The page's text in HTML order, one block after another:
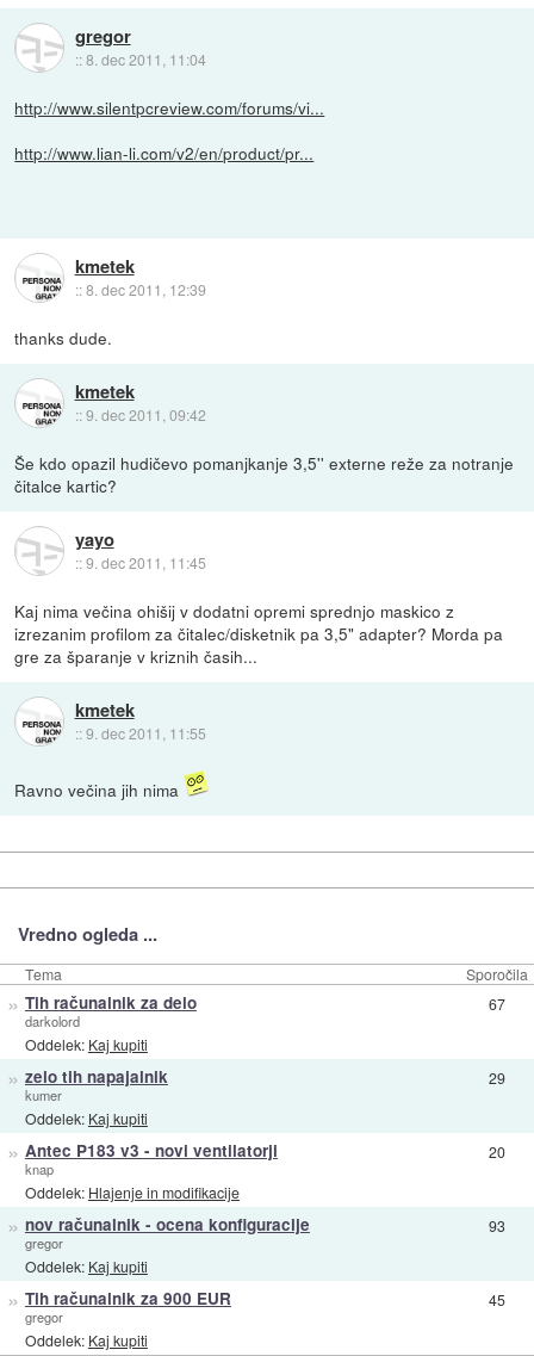
gregor
::8. dec 2011, 11:04
http://www.silentpcreview.com/forums/vi...
http://www.lian-li.com/v2/en/product/pr...
kmetek
::8. dec 2011, 12:39
thanks dude.
kmetek
::9. dec 2011, 09:42
Še kdo opazil hudičevo pomanjkanje 3,5'' externe reže za notranje
čitalce kartic?
yayo
::9. dec 2011, 11:45
Kaj nima večina ohišij v dodatni opremi sprednjo maskico z
izrezanim profilom za čitalec/disketnik pa 3,5" adapter? Morda pa
gre za šparanje v kriznih časih...
kmetek
::9. dec 2011, 11:55
Ravno večina jih nima
Vredno ogleda ...
Tema Sporočila
» Tih računalnik za delo
darkolord
Oddelek: Kaj kupiti
67
» zelo tih napajalnik
kumer
Oddelek: Kaj kupiti
29
» Antec P183 v3 - novi ventilatorji
knap
Oddelek: Hlajenje in modifikacije
20
» nov računalnik - ocena konfiguracije
gregor
Oddelek: Kaj kupiti
93
» Tih računalnik za 900 EUR
gregor
Oddelek: Kaj kupiti
45